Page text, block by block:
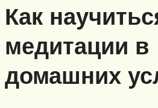
Как
медитации в
домашних